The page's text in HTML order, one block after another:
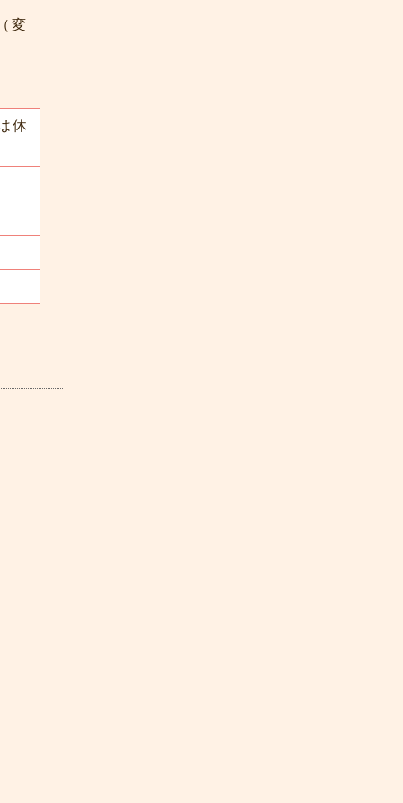
変
休